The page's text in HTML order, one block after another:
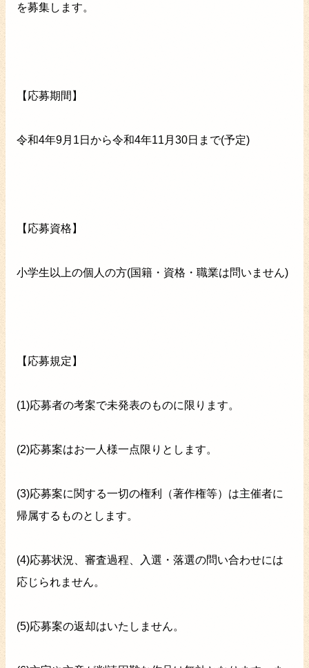
を募集します。
【応募期間】
令和4年9月1日から令和4年11月30日まで(予定)
【応募資格】
小学生以上の個人の方(国籍・資格・職業は問いません)
【応募規定】
(1)応募者の考案で未発表のものに限ります。
(2)応募案はお一人様一点限りとします。
(3)応募案に関する一切の権利（著作権等）は主催者に
帰属するものとします。
(4)応募状況、審査過程、入選・落選の問い合わせには
応じられません。
(5)応募案の返却はいたしません。